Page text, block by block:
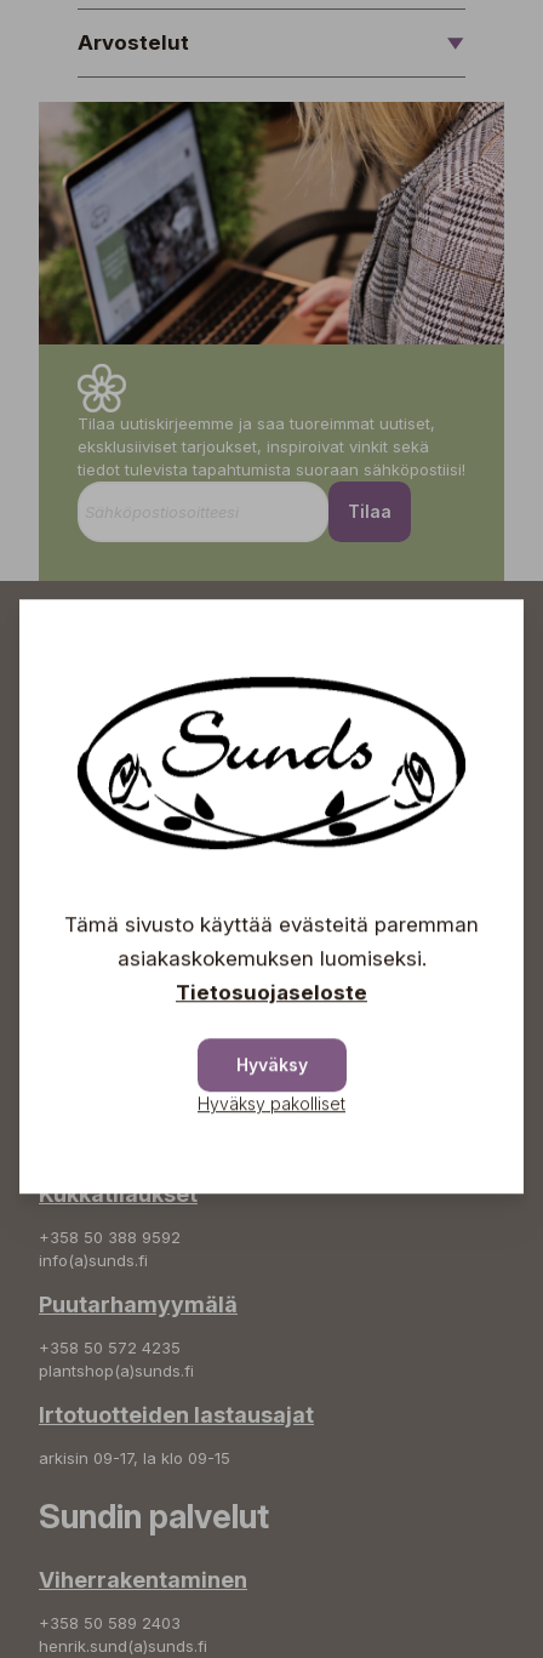
Arvostelut
Tilaa uutiskirjeemme ja saa tuoreimmat uutiset,
eksklusiiviset tarjoukset, inspiroivat vinkit sekä
tiedot tulevista tapahtumista suoraan sähköpostiisi!
Tilaa
Sundin Puutarhakeskus
Avoinna
Info & vaihde
+358 50 388 9592
Kukkatilaukset
+358 50 388 9592
info(a)sunds.fi
Puutarhamyymälä
+358 50 572 4235
plantshop(a)sunds.fi
Irtotuotteiden lastausajat
arkisin 09-17, la klo 09-15
Sundin palvelut
Viherrakentaminen
+358 50 589 2403
henrik.sund(a)sunds.fi
Tämä sivusto käyttää evästeitä paremman
asiakaskokemuksen luomiseksi.
Tietosuojaseloste
Hyväksy
Hyväksy pakolliset